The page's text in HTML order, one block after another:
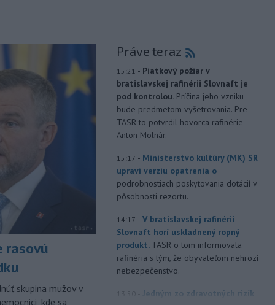
rasovú
skupina mužov v
kde sa
Práve teraz
15:21 - Piatkový požiar v
bratislavskej rafinérii Slovnaft je
pod kontrolou. Príčina jeho vzniku
bude predmetom vyšetrovania. Pre
TASR to potvrdil hovorca rafinérie
Anton Molnár.
15:17 - Ministerstvo kultúry (MK) SR
upraví verziu opatrenia o
podrobnostiach poskytovania dotácií v
pôsobnosti rezortu.
14:17 - V bratislavskej rafinérii
Slovnaft horí uskladnený ropný
produkt. TASR o tom informovala
rafinéria s tým, že obyvateľom nehrozí
nebezpečenstvo.
13:50
Jedným zo zdravotných rizík